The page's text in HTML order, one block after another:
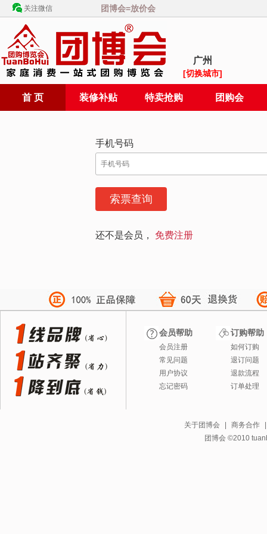
关注微信 团博会=放价会
广州
[切换城市]
首 页 装修补贴 特卖抢购 团购会
手机号码
还不是会员， 免费注册
会员帮助
会员注册
常见问题
用户协议
忘记密码
订购帮助
如何订购
退订问题
退款流程
订单处理
关于团博会 商务合作
团博会 ©2010